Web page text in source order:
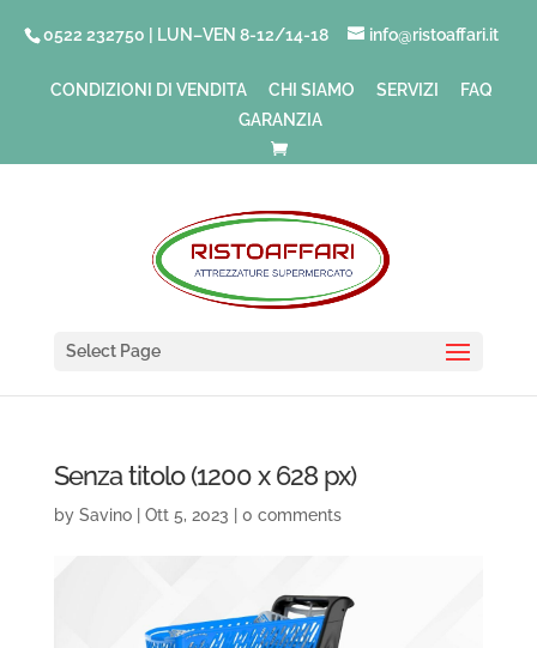
0522 232750 | LUN–VEN 8-12/14-18 info@ristoaffari.it
CONDIZIONI DI VENDITA CHI SIAMO SERVIZI
FAQ
GARANZIA
Select Page
Senza titolo (1200 x 628 px)
by Savino| Ott 5, 2023 0 comments